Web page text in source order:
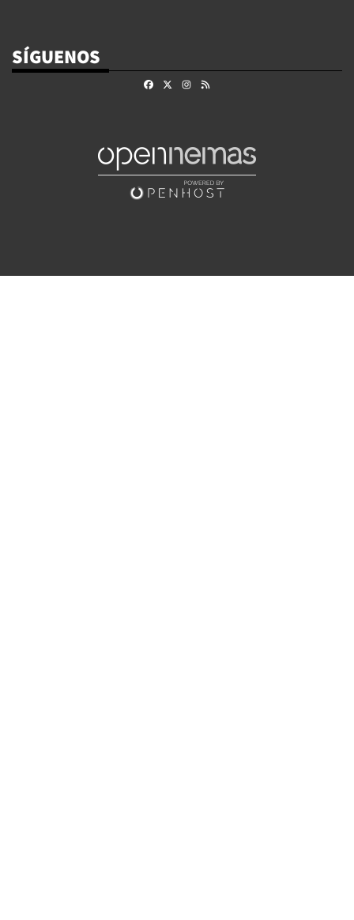
SÍGUENOS
FacebookInstagram